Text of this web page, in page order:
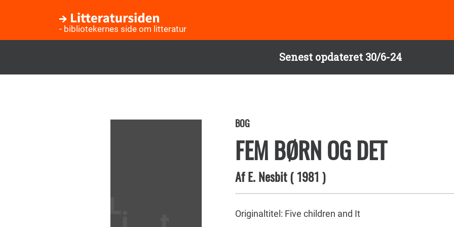
Senest opdateret 30/6-24
- bibliotekernes side om litteratur
BOG
FEM BØRN OG DET
AfE. Nesbit(1981 )
Originaltitel: Five children and It